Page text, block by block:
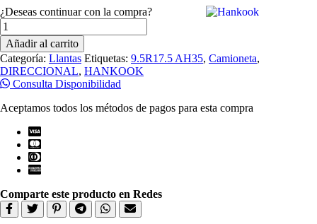
¿Deseas continuar con la compra?
Llantas
Hankook
9.5R17.5
AH35
DIRECCIONAL
131/129L
cantidad
Añadir al carrito
Categoría: Llantas Etiquetas: 9.5R17.5 AH35, Camioneta,
DIRECCIONAL, HANKOOK
Consulta Disponibilidad
Aceptamos todos los métodos de pagos para esta compra
Comparte este producto en Redes